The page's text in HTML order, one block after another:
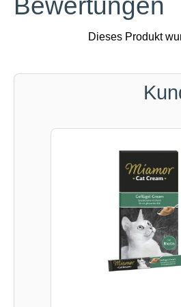
Bewertungen
Produktgalerie überspringen